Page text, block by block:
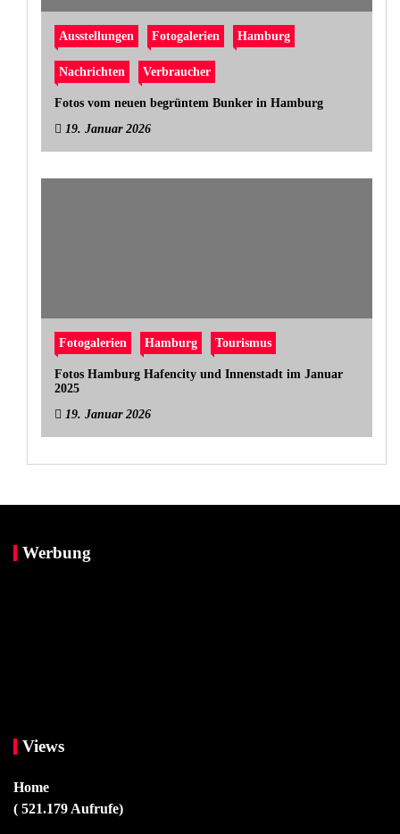
Ausstellungen Fotogalerien Hamburg
Nachrichten Verbraucher
Fotos vom neuen begrüntem Bunker in Hamburg
19. Januar 2026
Fotogalerien Hamburg Tourismus
Fotos Hamburg Hafencity und Innenstadt im Januar
2025
19. Januar 2026
Werbung
Views
Home
( 521.179 Aufrufe)